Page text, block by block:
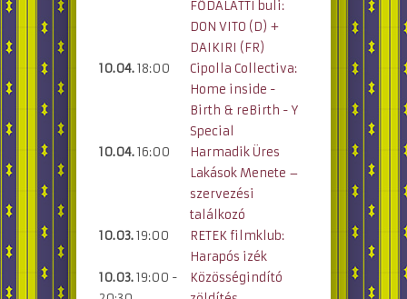
FŐDALATTI buli:
DON VITO (D) +
DAIKIRI (FR)
10.04.18:00
Cipolla Collectiva:
Home inside -
Birth & reBirth - Y
Special
10.04.16:00
Harmadik Üres
Lakások Menete –
szervezési
találkozó
10.03.19:00
RETEK filmklub:
Harapós izék
10.03.19:00 -
Közösségindító